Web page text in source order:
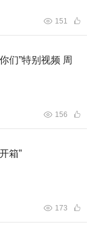
151
们”特别视频 周
156
箱”
173